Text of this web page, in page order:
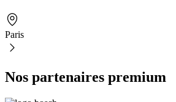
Paris
Nos partenaires premium